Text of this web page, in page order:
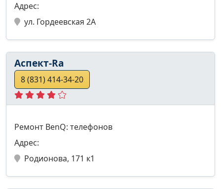
Адрес:
ул. Гордеевская 2А
Аспект-Ra
8 (831) 414-34-20
Ремонт BenQ: телефонов
Адрес:
Родионова, 171 к1